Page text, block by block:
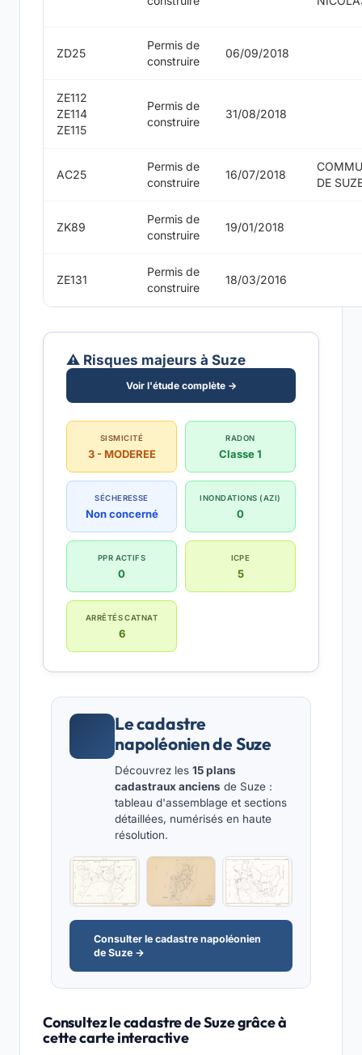
ZD25
Permis de
construire
06/09/2018
ZE112
ZE114
ZE115
Permis de
construire
31/08/2018
AC25
Permis de
construire
16/07/2018
DE
ZK89
Permis de
construire
19/01/2018
ZE131
Permis de
construire
18/03/2016
⚠️ Risques majeurs à Suze
Voir l'étude complète →
SISMICITÉ
3 - MODEREE
RADON
Classe 1
SÉCHERESSE
Non concerné
INONDATIONS (AZI)
0
PPR ACTIFS
0
ICPE
5
ARRÊTÉS CATNAT
6
Le cadastre
napoléonien de Suze
Découvrez les 15 plans
cadastraux anciens de Suze :
tableau d'assemblage et sections
détaillées, numérisés en haute
résolution.
Consulter le cadastre napoléonien
de Suze →
Consultez le cadastre de Suze grâce à
cette carte interactive